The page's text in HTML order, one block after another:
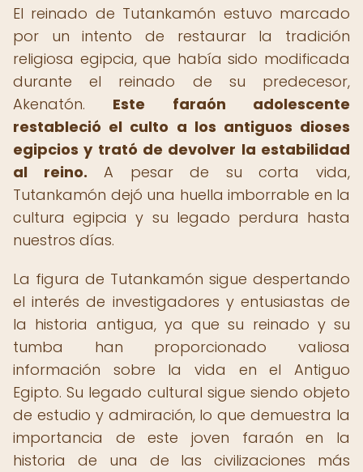
El reinado de Tutankamón estuvo marcado
por un intento de restaurar la tradición
religiosa egipcia, que había sido modificada
durante el reinado de su predecesor,
Akenatón. Este faraón adolescente
restableció el culto a los antiguos dioses
egipcios y trató de devolver la estabilidad
al reino. A pesar de su corta vida,
Tutankamón dejó una huella imborrable en la
cultura egipcia y su legado perdura hasta
nuestros días.
La figura de Tutankamón sigue despertando
el interés de investigadores y entusiastas de
la historia antigua, ya que su reinado y su
tumba han proporcionado valiosa
información sobre la vida en el Antiguo
Egipto. Su legado cultural sigue siendo objeto
de estudio y admiración, lo que demuestra la
importancia de este joven faraón en la
historia de una de las civilizaciones más